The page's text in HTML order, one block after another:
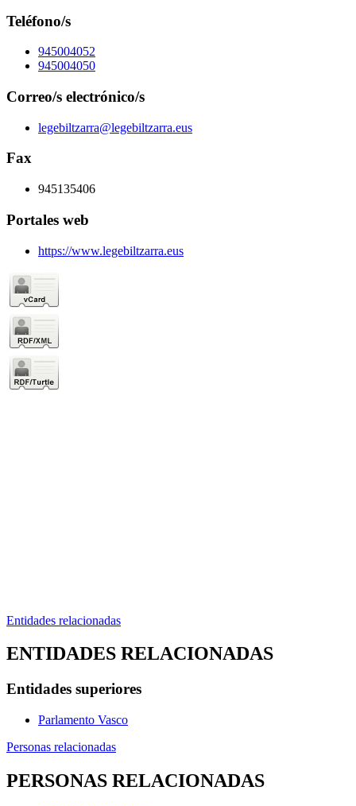
Teléfono/s
945004052
945004050
Correo/s electrónico/s
legebiltzarra@legebiltzarra.eus
Fax
945135406
Portales web
https://www.legebiltzarra.eus
Entidades relacionadas
ENTIDADES RELACIONADAS
Entidades superiores
Parlamento Vasco
Personas relacionadas
PERSONAS RELACIONADAS